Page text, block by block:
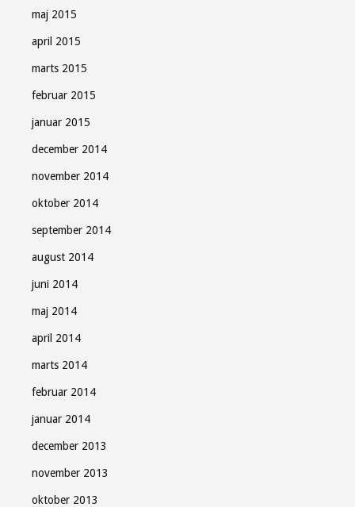
maj 2015
april 2015
marts 2015
februar 2015
januar 2015
december 2014
november 2014
oktober 2014
september 2014
august 2014
juni 2014
maj 2014
april 2014
marts 2014
februar 2014
januar 2014
december 2013
november 2013
oktober 2013